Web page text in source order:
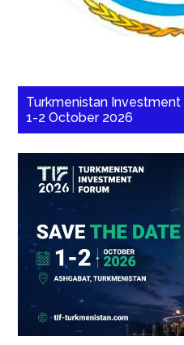
Turkmenistan
1-2 October 2026